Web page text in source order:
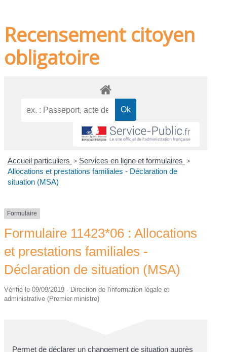
Recensement citoyen
obligatoire
Accueil particuliers > Services en ligne et formulaires >
Allocations et prestations familiales - Déclaration de
situation (MSA)
Formulaire
Formulaire 11423*06 : Allocations
et prestations familiales -
Déclaration de situation (MSA)
Vérifié le 09/09/2019 - Direction de l'information légale et
administrative (Premier ministre)
Permet de déclarer un changement de situation auprès